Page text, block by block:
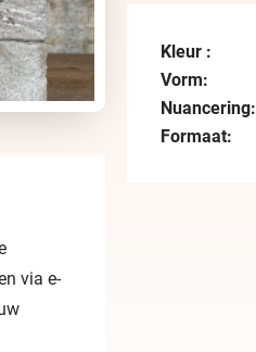
via e-
Kleur :
Vorm:
Nuancering:
Formaat: